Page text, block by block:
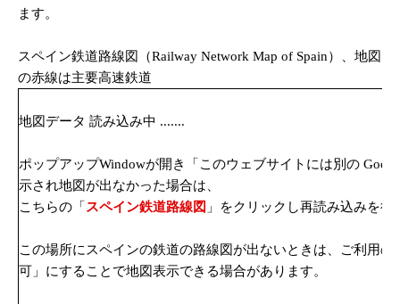
ます。
スペイン鉄道路線図（Railway Network Map of Spain）、地図
の赤線は主要高速鉄道
地図データ 読み込み中 .......
ポップアップWindowが開き「このウェブサイトには別の
示され地図が出なかった場合は、
こちらの「 スペイン鉄道路線図 」をクリックし再読み込みを行
この場所にスペインの鉄道の路線図が出ないときは、ご利用の
可」にすることで地図表示できる場合があります。